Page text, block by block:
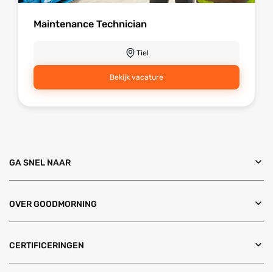
Maintenance Technician
Tiel
Bekijk vacature
GA SNEL NAAR
OVER GOODMORNING
CERTIFICERINGEN